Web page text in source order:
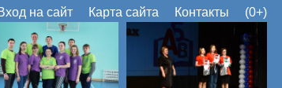
на сайт Карта сайта Контакты (0+)